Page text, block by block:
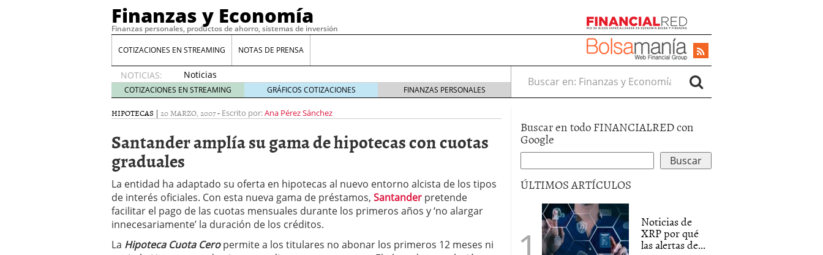
Finanzas y Economía
Finanzas personales, productos de ahorro, sistemas de inversión
COTIZACIONES EN STREAMING NOTAS DE PRENSA
NOTICIAS:
Noticias
de XRP
por qué
las
whales
suelen
tarde 16
de abril
de 2026
Comparativa Costes vs Agilidad: ¿Por qué el Préstamo Promotor privado
Meses sin intereses: Cómo aprovechar esta opción para gestionar tus
COTIZACIONES EN STREAMING GRÁFICOS COTIZACIONES FINANZAS PERSONALES
Buscar en:
HIPOTECAS | 20 MARZO, 2007- Escrito por:Ana Pérez Sánchez
Santander amplía su gama de hipotecas con cuotas
graduales
La entidad ha adaptado su oferta en hipotecas al nuevo entorno alcista de los tipos
de interés oficiales. Con esta nueva gama de préstamos, Santander pretende
facilitar el pago de las cuotas mensuales durante los primeros años y ‘no alargar
innecesariamente’ la duración de los créditos.
La Hipoteca Cuota Ceropermite a los titulares no abonar los primeros 12 meses ni
Buscar en todo FINANCIALRED con
Google
ÚLTIMOS ARTÍCULOS
Noticias de
XRP por qué
las alertas de...